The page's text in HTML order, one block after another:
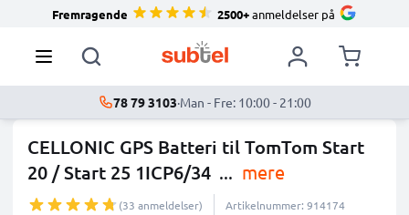
Fremragende 2500+anmeldelser på
78 79 3103·Man - Fre: 10:00 - 21:00
CELLONIC GPS Batteri til TomTom Start
20 / Start 25 1ICP6/34 ... mere
(33 anmeldelser) Artikelnummer: 914174